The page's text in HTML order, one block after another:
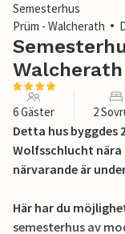
Semesterhus
Prüm - Walcherath
6 Gäster 2
Detta hus byggdes
Wolfsschlucht
närvarande är
Här har du
semesterhus av